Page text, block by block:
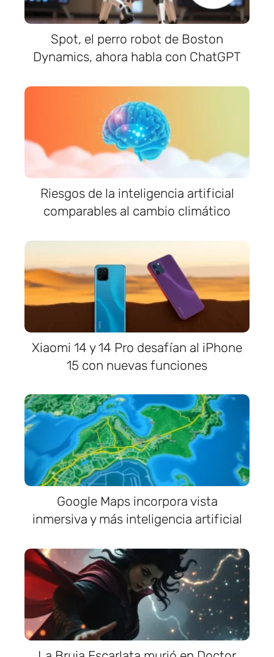
Spot, el perro robot de Boston
Dynamics, ahora habla con ChatGPT
Riesgos de la inteligencia artificial
comparables al cambio climático
Xiaomi 14 y 14 Pro desafían al iPhone
15 con nuevas funciones
Google Maps incorpora vista
inmersiva y más inteligencia artificial